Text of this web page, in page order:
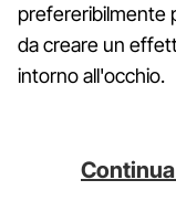
prefereribilmente
da creare un
intorno all'occhio.